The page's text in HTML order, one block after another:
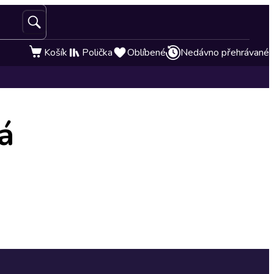
Košík Polička Oblíbené Nedávno přehrávané